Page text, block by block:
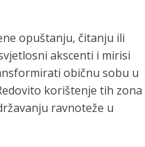
opuštanju, čitanju ili
akscenti i mirisi
običnu sobu u
korištenje tih zona
ravnoteže u